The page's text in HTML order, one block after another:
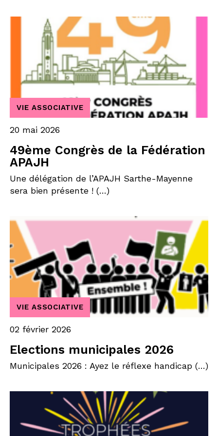
49ème Congrès de la Fédération
APAJH
VIE ASSOCIATIVE
20 mai 2026
Une délégation de l’APAJH Sarthe-Mayenne
sera bien présente ! (…)
Elections municipales 2026
VIE ASSOCIATIVE
02 février 2026
Municipales 2026 : Ayez le réflexe handicap (…)